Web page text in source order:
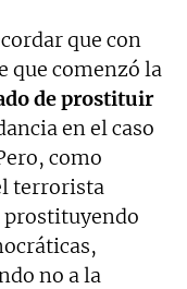
que con
que comenzó la
de prostituir
en el caso
como
terrorista
prostituyendo
no a la